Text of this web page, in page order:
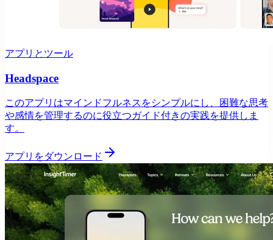
アプリとツール
Headspace
このアプリはマインドフルネスをシンプルにし、困難な思考
や感情を管理するのに役立つガイド付きの実践を提供しま
す。
アプリをダウンロード